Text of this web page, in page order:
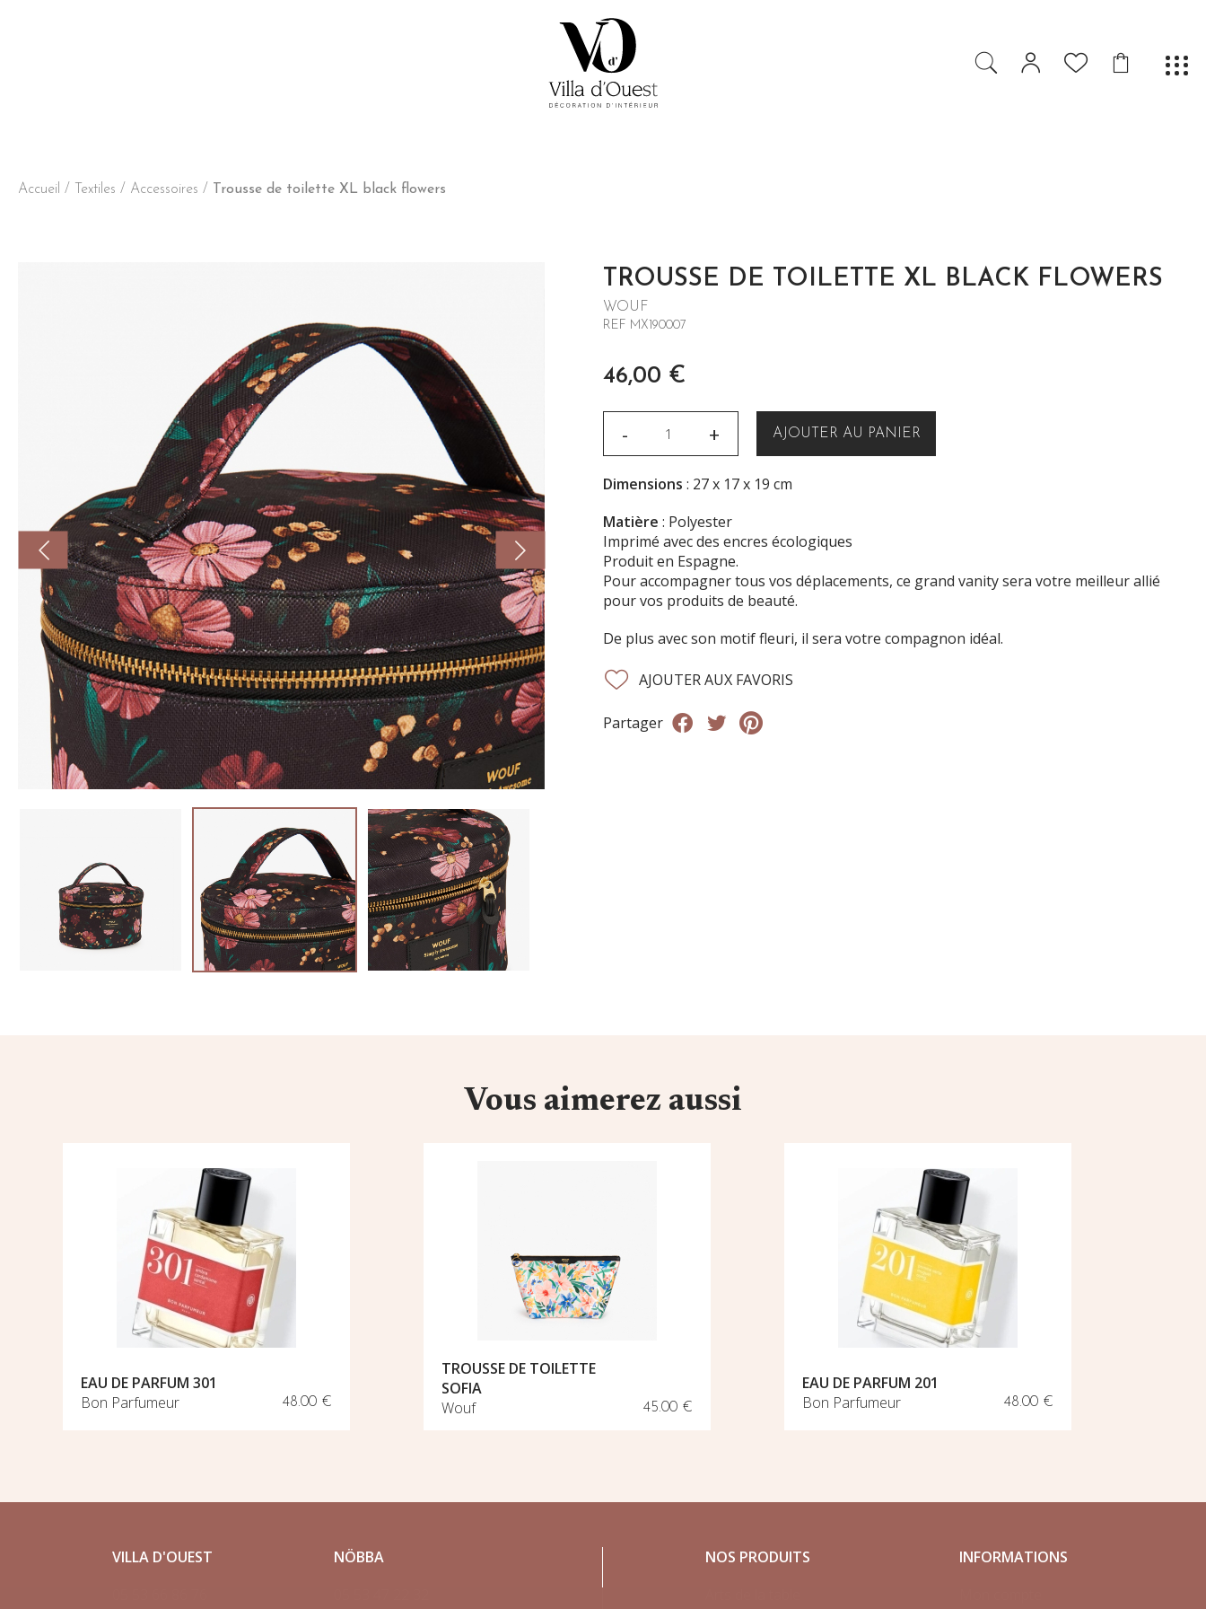
Accueil / Textiles / Accessoires / Trousse de toilette XL black flowers
TROUSSE DE TOILETTE XL BLACK FLOWERS
WOUF
REF MX190007
46,00 €
- + AJOUTER AU PANIER
Dimensions : 27 x 17 x 19 cm
Matière : Polyester
Imprimé avec des encres écologiques
Produit en Espagne.
Pour accompagner tous vos déplacements, ce grand vanity sera votre meilleur allié
pour vos produits de beauté.
De plus avec son motif fleuri, il sera votre compagnon idéal.
AJOUTER AUX FAVORIS
Partager
Vous aimerez aussi
EAU DE PARFUM 301
Bon Parfumeur
48.00 €
TROUSSE DE TOILETTE
SOFIA
Wouf
45.00 €
EAU DE PARFUM 201
Bon Parfumeur
48.00 €
VILLA D'OUEST
NÖBBA
NOS PRODUITS
INFORMATIONS